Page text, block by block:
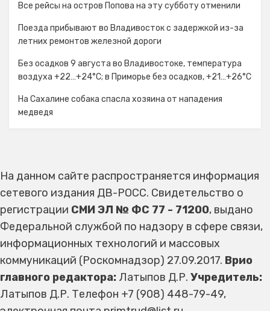
Все рейсы на остров Попова на эту субботу отменили
Поезда прибывают во Владивосток с задержкой из-за
летних ремонтов железной дороги
Без осадков 9 августа во Владивостоке, температура
воздуха +22…+24°C; в Приморье без осадков, +21…+26°C
На Сахалине собака спасла хозяина от нападения
медведя
На данном сайте распространяется информация
сетевого издания ДВ-РОСС. Свидетельство о
регистрации СМИ ЭЛ № ФС 77 - 71200, выдано
Федеральной службой по надзору в сфере связи,
информационных технологий и массовых
коммуникаций (Роскомнадзор) 27.09.2017. Врио
главного редактора: Латыпов Д.Р. Учредитель:
Латыпов Д.Р. Телефон +7 (908) 448-79-49,